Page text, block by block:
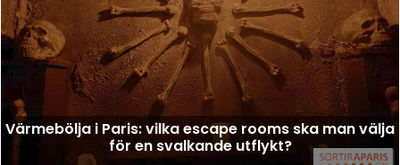
Värmebölja i Paris: vilka escape rooms ska man välja
för en svalkande utflykt?